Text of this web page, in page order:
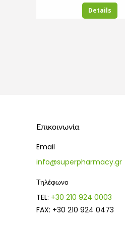
was:
35.82€.
Details
Επικοινωνία
Email
info@superpharmacy.gr
Τηλέφωνο
TEL: +30 210 924 0003
FAX: +30 210 924 0473